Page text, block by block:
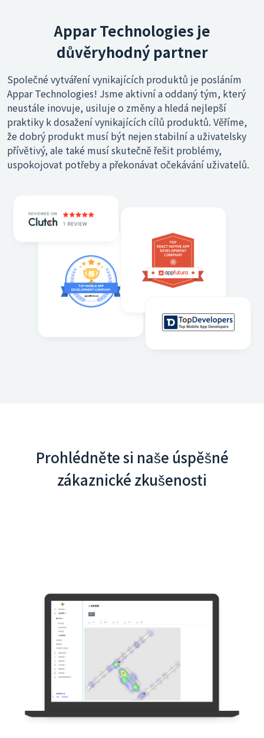
Appar Technologies je
důvěryhodný partner
Společné vytváření vynikajících produktů je posláním
Appar Technologies! Jsme aktivní a oddaný tým, který
neustále inovuje, usiluje o změny a hledá nejlepší
praktiky k dosažení vynikajících cílů produktů. Věříme,
že dobrý produkt musí být nejen stabilní a uživatelsky
přívětivý, ale také musí skutečně řešit problémy,
uspokojovat potřeby a překonávat očekávání uživatelů.
Prohlédněte si naše úspěšné
zákaznické zkušenosti